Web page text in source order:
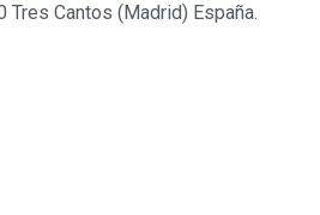
Cantos (Madrid) España.